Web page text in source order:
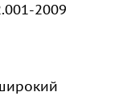
2009